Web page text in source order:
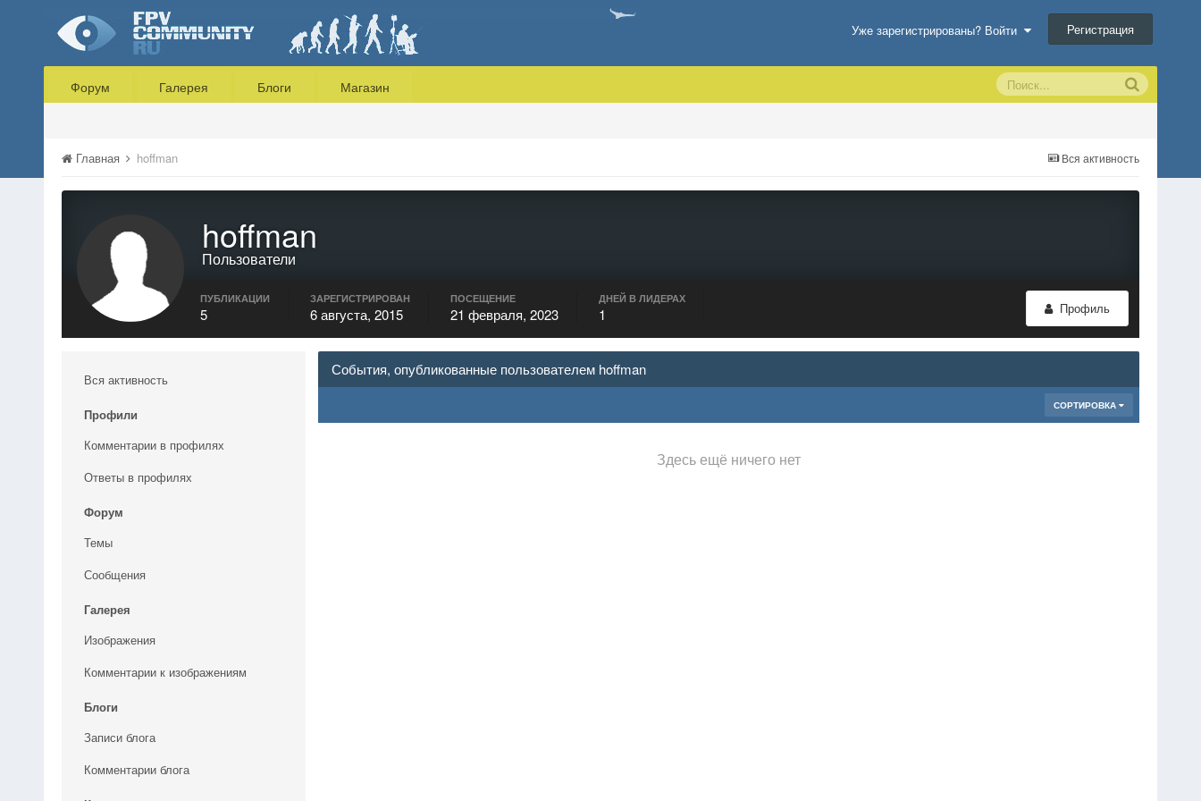
Уже зарегистрированы? Войти Регистрация
Форум Галерея Блоги Магазин
Вся активность
Главная hoffman
hoffman
Пользователи
Профиль
ПУБЛИКАЦИИ
5
ЗАРЕГИСТРИРОВАН
6 августа, 2015
ПОСЕЩЕНИЕ
21 февраля, 2023
ДНЕЙ В ЛИДЕРАХ
1
Вся активность
Профили
Комментарии в профилях
Ответы в профилях
Форум
Темы
Сообщения
Галерея
Изображения
Комментарии к изображениям
Блоги
Записи блога
Комментарии блога
События, опубликованные пользователем hoffman
СОРТИРОВКА
Здесь ещё ничего нет